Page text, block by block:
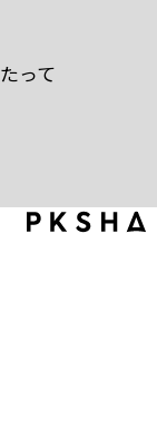
って